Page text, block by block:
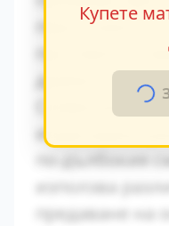
персонажите.
драматично
Символиката
играе важна
използва
предаване на
Купете